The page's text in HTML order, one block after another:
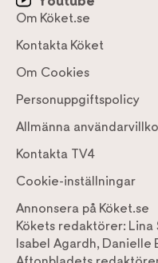
Om Köket.se
Kontakta Köket
Om Cookies
Personuppgiftspolicy
Allmänna
Kontakta TV4
Cookie-inställningar
Annonsera på Köket.se
Kökets redaktörer: Lina
Isabel Agardh, Danielle